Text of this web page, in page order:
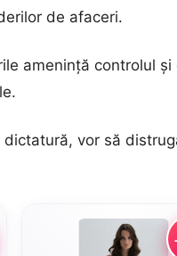
de afaceri.
amenință controlul
vor să